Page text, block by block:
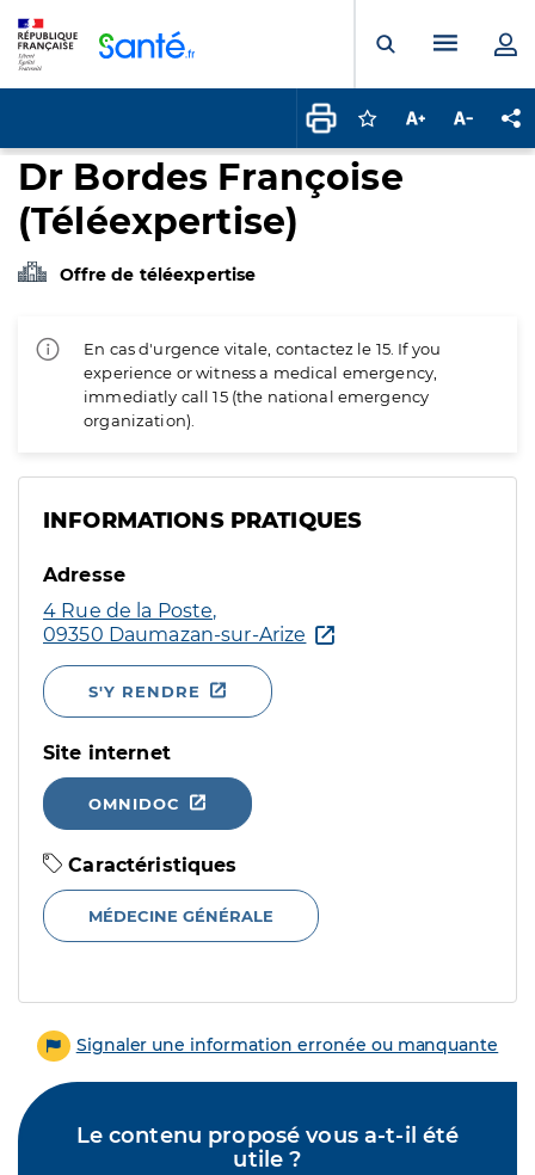
Ouvrir laMenu
Connectez-vous
Augmenter la
Dr Bordes Françoise
(Téléexpertise)
Offre de téléexpertise
En cas d'urgence vitale, contactez le 15. If you
experience or witness a medical emergency,
immediatly call 15 (the national emergency
organization).
INFORMATIONS PRATIQUES
Adresse
4 Rue de la Poste,
09350 Daumazan-sur-Arize
S'Y RENDRE
Site internet
OMNIDOC
Caractéristiques
MÉDECINE GÉNÉRALE
Signaler une information erronée ou manquante
Le contenu proposé vous a-t-il été
utile ?